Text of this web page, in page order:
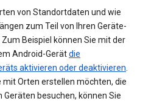
von Standortdaten und wie
zum Teil von Ihren Geräte-
Beispiel können Sie mit der
Android-Gerätdie
aktivieren oder deaktivieren.
mit Orten erstellen möchten, die
besuchen, können Sie